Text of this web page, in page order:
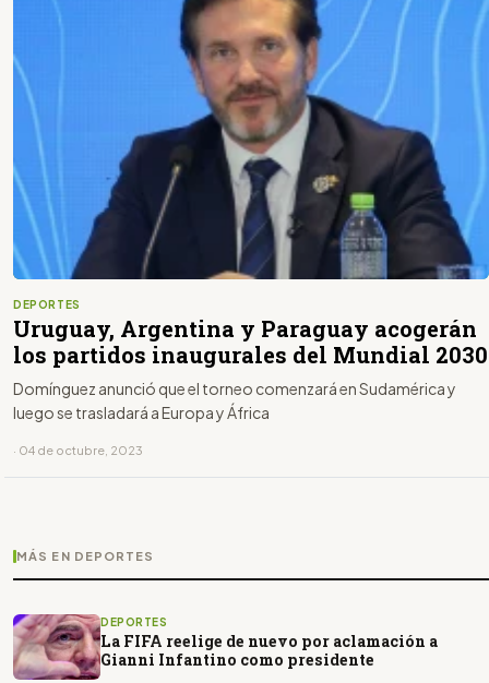
DEPORTES
Uruguay, Argentina y Paraguay acogerán
los partidos inaugurales del Mundial 2030
Domínguez anunció que el torneo comenzará en Sudamérica y
luego se trasladará a Europa y África
· 04 de octubre, 2023
MÁS EN DEPORTES
DEPORTES
La FIFA reelige de nuevo por aclamación a
Gianni Infantino como presidente